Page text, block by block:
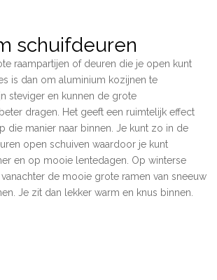
schuifdeuren
raampartijen of deuren die je open kunt
is dan om aluminium kozijnen te
steviger en kunnen de grote
dragen. Het geeft een ruimtelijk effect
die manier naar binnen. Je kunt zo in de
open schuiven waardoor je kunt
en op mooie lentedagen. Op winterse
de mooie grote ramen van sneeuw
Je zit dan lekker warm en knus binnen.